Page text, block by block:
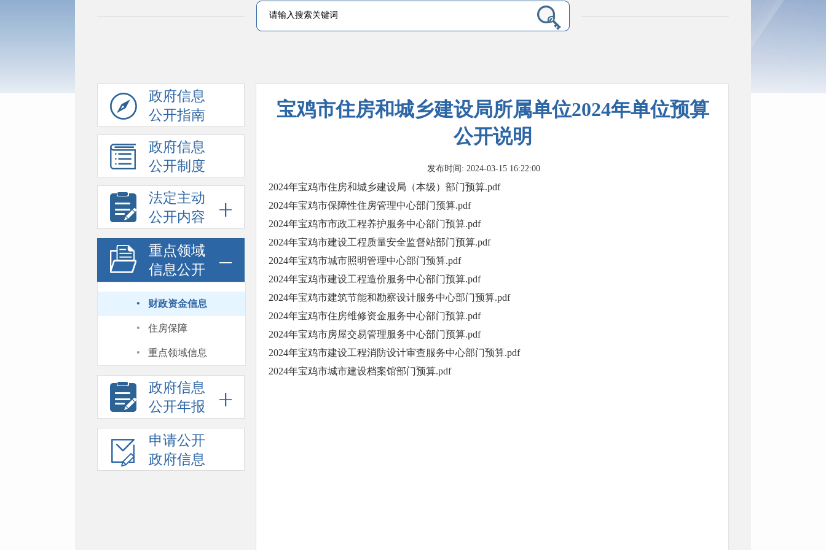
政府信息
公开指南
政府信息
公开制度
法定主动
公开内容
重点领域
信息公开
· 财政资金信息
· 住房保障
· 重点领域信息
政府信息
公开年报
申请公开
政府信息
宝鸡市住房和城乡建设局所属单位2024年单位预算
公开说明
发布时间: 2024-03-15 16:22:00
2024年宝鸡市住房和城乡建设局（本级）部门预算.pdf
2024年宝鸡市保障性住房管理中心部门预算.pdf
2024年宝鸡市市政工程养护服务中心部门预算.pdf
2024年宝鸡市建设工程质量安全监督站部门预算.pdf
2024年宝鸡市城市照明管理中心部门预算.pdf
2024年宝鸡市建设工程造价服务中心部门预算.pdf
2024年宝鸡市建筑节能和勘察设计服务中心部门预算.pdf
2024年宝鸡市住房维修资金服务中心部门预算.pdf
2024年宝鸡市房屋交易管理服务中心部门预算.pdf
2024年宝鸡市建设工程消防设计审查服务中心部门预算.pdf
2024年宝鸡市城市建设档案馆部门预算.pdf